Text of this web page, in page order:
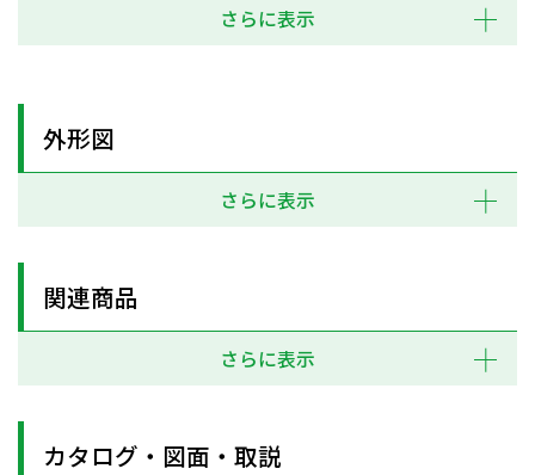
さらに表示
外形図
さらに表示
関連商品
さらに表示
カタログ・図面・取説